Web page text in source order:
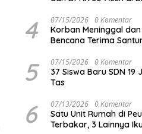
4 07/15/2026 0 Komentar
Korban Meninggal
Bencana Terima
5 07/15/2026 0 Komentar
37 Siswa Baru SDN 19
Tas
6 07/13/2026 0 Komentar
Satu Unit Rumah di
Terbakar, 3 Lainnya